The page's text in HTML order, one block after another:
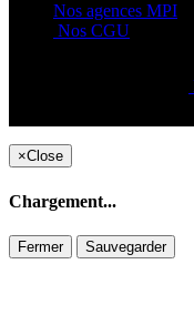
Nos agences MPI
Nos CGU
×Close
Chargement...
Fermer Sauvegarder